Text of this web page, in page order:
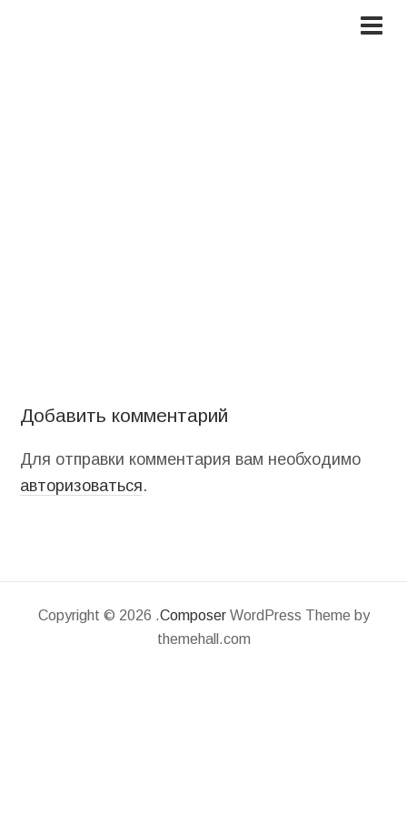
Добавить комментарий
Для отправки комментария вам необходимо
авторизоваться.
Copyright © 2026 .ComposerWordPress Theme by
themehall.com